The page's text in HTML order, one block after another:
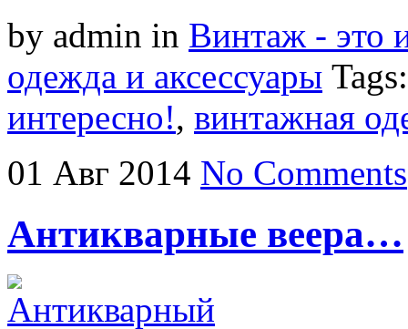
by admin in Винтаж - это
одежда и аксессуары
интересно!, винтажная
01 Авг 2014 No Comments
Антикварные веера…